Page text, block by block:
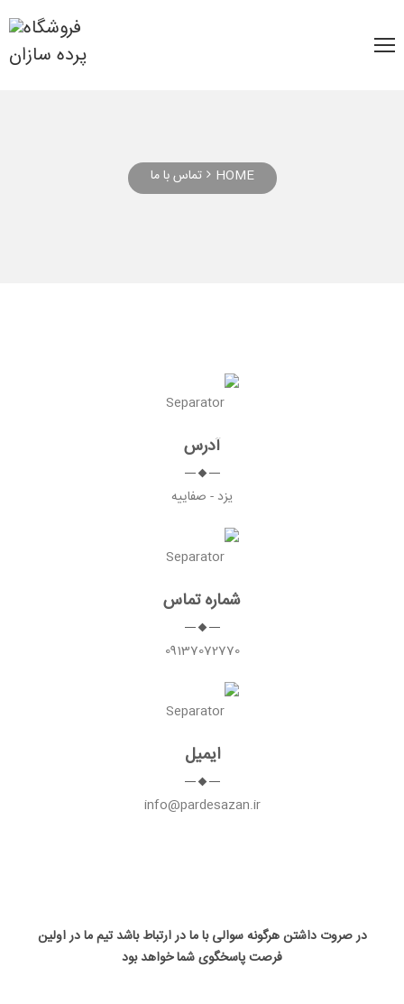
HOME تماس با ما
آدرس
یزد - صفاییه
شماره تماس
09137072770
ایمیل
info@pardesazan.ir
در صروت داشتن هرگونه سوالی با ما در ارتباط باشد تیم ما در اولین
فرصت پاسخگوی شما خواهد بود